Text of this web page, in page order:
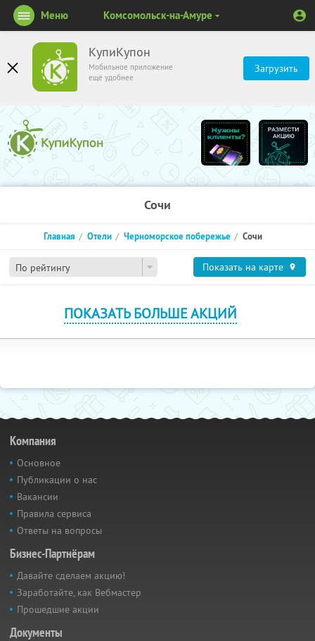
КупиКупон
Мобильное приложение
ещё удобнее
Загрузить
Меню Комсомольск-на-Амуре
Сочи
По рейтингу
Главная Отели Черноморское побережье Сочи
Показать на карте
ПОКАЗАТЬ БОЛЬШЕ АКЦИЙ
Компания
Основное
Публикации о нас
Вакансии
Правила сервиса
Ответы на вопросы
Бизнес-Партнёрам
Давайте сделаем акцию!
Заработайте, как Вебмастер
Прошедшие акции
Документы